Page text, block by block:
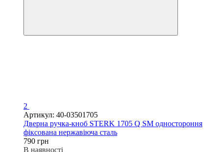
2
Артикул: 40-03501705
Дверна ручка-кноб STERK 1705 Q SM одностороння
фіксована нержавіюча сталь
790 грн
В наявності